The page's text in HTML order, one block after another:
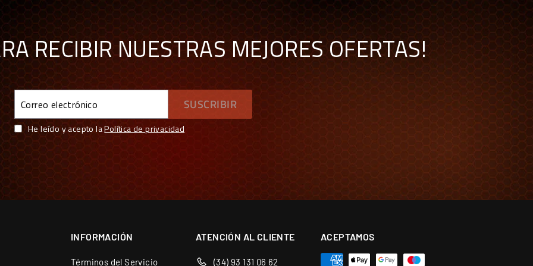
COMPRAR CON GARANTÍAS
de garantía de Europa
Europa
RECIBIR NUESTRAS MEJORES OFERTAS!
electrónico
SUSCRIBIR
He leído y acepto laPolítica de privacidad
INFORMACIÓN
Términos del Servicio
ATENCIÓN AL CLIENTE
(34) 93 131 06 62
ACEPTAMOS